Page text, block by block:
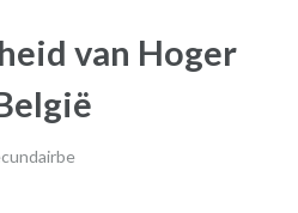
van Hoger